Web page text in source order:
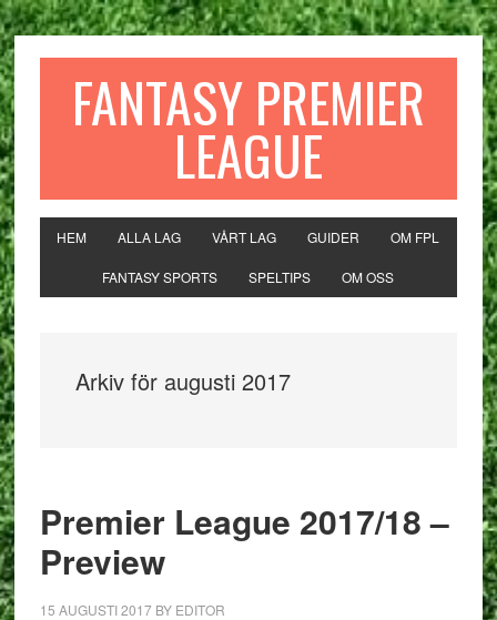
FANTASY PREMIER
LEAGUE
HEM ALLA LAG VÅRT LAG GUIDER OM FPL
FANTASY SPORTS SPELTIPS OM OSS
Arkiv för augusti 2017
Premier League 2017/18 –
Preview
15 AUGUSTI 2017BY EDITOR